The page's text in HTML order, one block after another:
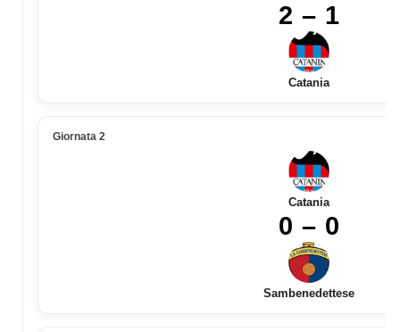
2 – 1
Catania
Giornata 2
Catania
0 – 0
Sambenedettese